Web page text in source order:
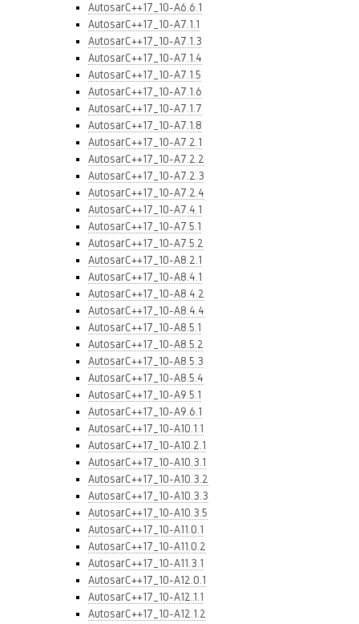
AutosarC++17_10-A6.6.1
AutosarC++17_10-A7.1.1
AutosarC++17_10-A7.1.3
AutosarC++17_10-A7.1.4
AutosarC++17_10-A7.1.5
AutosarC++17_10-A7.1.6
AutosarC++17_10-A7.1.7
AutosarC++17_10-A7.1.8
AutosarC++17_10-A7.2.1
AutosarC++17_10-A7.2.2
AutosarC++17_10-A7.2.3
AutosarC++17_10-A7.2.4
AutosarC++17_10-A7.4.1
AutosarC++17_10-A7.5.1
AutosarC++17_10-A7.5.2
AutosarC++17_10-A8.2.1
AutosarC++17_10-A8.4.1
AutosarC++17_10-A8.4.2
AutosarC++17_10-A8.4.4
AutosarC++17_10-A8.5.1
AutosarC++17_10-A8.5.2
AutosarC++17_10-A8.5.3
AutosarC++17_10-A8.5.4
AutosarC++17_10-A9.5.1
AutosarC++17_10-A9.6.1
AutosarC++17_10-A10.1.1
AutosarC++17_10-A10.2.1
AutosarC++17_10-A10.3.1
AutosarC++17_10-A10.3.2
AutosarC++17_10-A10.3.3
AutosarC++17_10-A10.3.5
AutosarC++17_10-A11.0.1
AutosarC++17_10-A11.0.2
AutosarC++17_10-A11.3.1
AutosarC++17_10-A12.0.1
AutosarC++17_10-A12.1.1
AutosarC++17_10-A12.1.2